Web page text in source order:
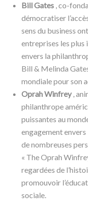
Bill Gates , co-
démocratiser
sens du business
entreprises les plus
envers la
Bill & Melinda
mondiale pour son
Oprah Winfrey,
philanthrope
puissantes au
engagement
de nombreuses
« The Oprah
regardées de
promouvoir
sociale.